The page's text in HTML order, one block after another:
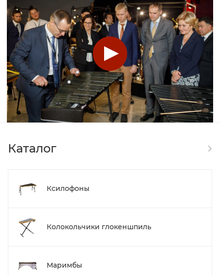
Каталог
Ксилофоны
Колокольчики глокеншпиль
Маримбы